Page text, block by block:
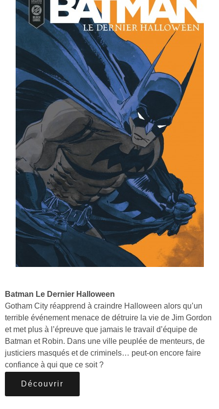
Batman Le Dernier Halloween
Gotham City réapprend à craindre Halloween alors qu’un
terrible événement menace de détruire la vie de Jim Gordon
et met plus à l’épreuve que jamais le travail d’équipe de
Batman et Robin. Dans une ville peuplée de menteurs, de
justiciers masqués et de criminels… peut-on encore faire
confiance à qui que ce soit ?
Découvrir